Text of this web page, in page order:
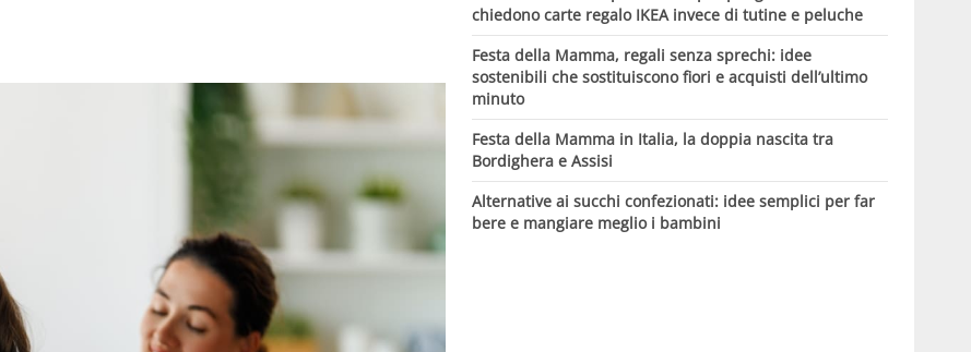
chiedono carte regalo IKEA invece di tutine e peluche
Festa della Mamma, regali senza sprechi: idee
sostenibili che sostituiscono fiori e acquisti dell’ultimo
minuto
Festa della Mamma in Italia, la doppia nascita tra
Bordighera e Assisi
Alternative ai succhi confezionati: idee semplici per far
bere e mangiare meglio i bambini